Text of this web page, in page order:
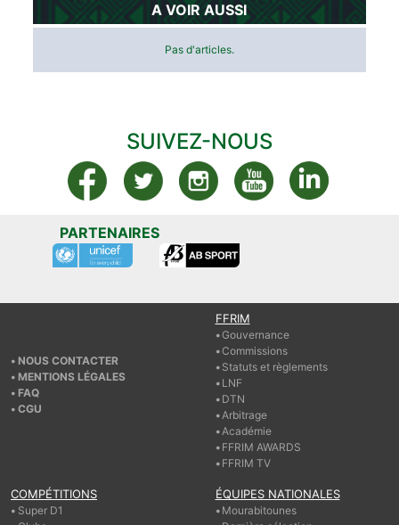
A VOIR AUSSI
Pas d'articles.
SUIVEZ-NOUS
PARTENAIRES
NOUS CONTACTER
MENTIONS LÉGALES
FAQ
CGU
FFRIM
Gouvernance
Commissions
Statuts et règlements
LNF
DTN
Arbitrage
Académie
FFRIM AWARDS
FFRIM TV
COMPÉTITIONS
Super D1
ÉQUIPES NATIONALES
Mourabitounes